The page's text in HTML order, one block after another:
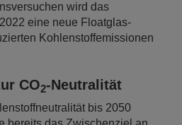
wird das
eine neue Floatglas-
Kohlenstoffemissionen
CO2-Neutralität
bis 2050